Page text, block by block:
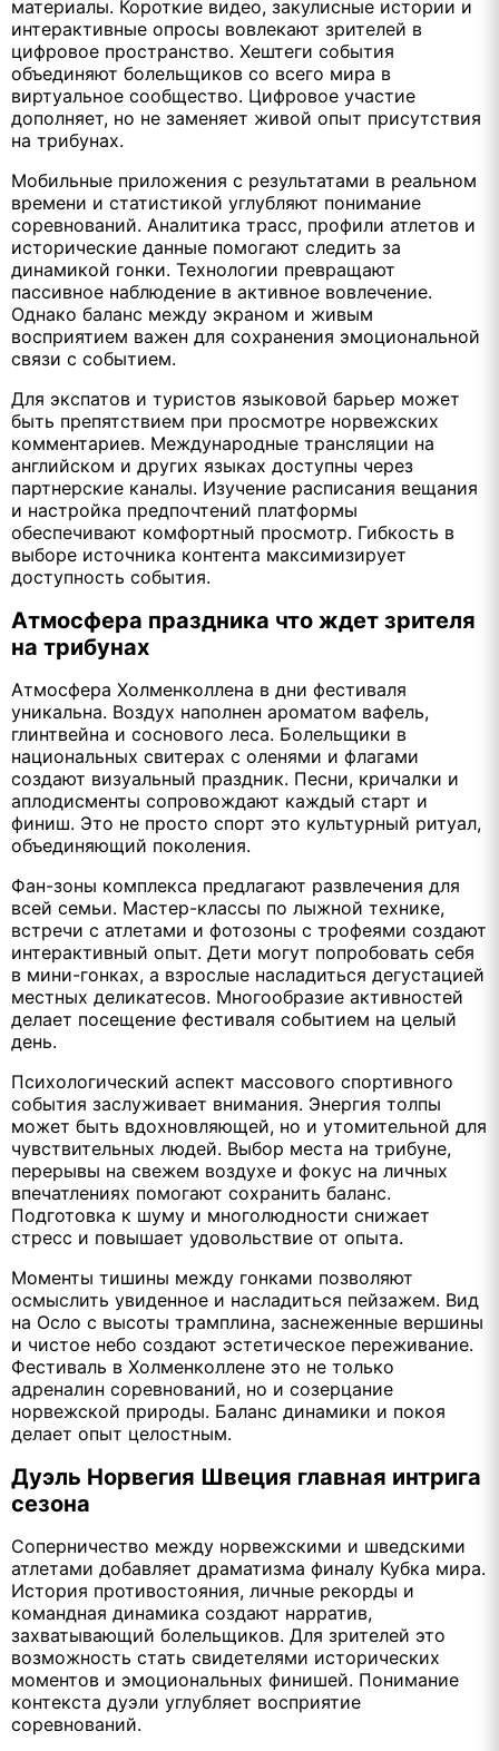
материалы. Короткие видео, закулисные истории и
интерактивные опросы вовлекают зрителей в
цифровое пространство. Хештеги события
объединяют болельщиков со всего мира в
виртуальное сообщество. Цифровое участие
дополняет, но не заменяет живой опыт присутствия
на трибунах.
Мобильные приложения с результатами в реальном
времени и статистикой углубляют понимание
соревнований. Аналитика трасс, профили атлетов и
исторические данные помогают следить за
динамикой гонки. Технологии превращают
пассивное наблюдение в активное вовлечение.
Однако баланс между экраном и живым
восприятием важен для сохранения эмоциональной
связи с событием.
Для экспатов и туристов языковой барьер может
быть препятствием при просмотре норвежских
комментариев. Международные трансляции на
английском и других языках доступны через
партнерские каналы. Изучение расписания вещания
и настройка предпочтений платформы
обеспечивают комфортный просмотр. Гибкость в
выборе источника контента максимизирует
доступность события.
Атмосфера праздника что ждет зрителя
на трибунах
Атмосфера Холменколлена в дни фестиваля
уникальна. Воздух наполнен ароматом вафель,
глинтвейна и соснового леса. Болельщики в
национальных свитерах с оленями и флагами
создают визуальный праздник. Песни, кричалки и
аплодисменты сопровождают каждый старт и
финиш. Это не просто спорт это культурный ритуал,
объединяющий поколения.
Фан-зоны комплекса предлагают развлечения для
всей семьи. Мастер-классы по лыжной технике,
встречи с атлетами и фотозоны с трофеями создают
интерактивный опыт. Дети могут попробовать себя
в мини-гонках, а взрослые насладиться дегустацией
местных деликатесов. Многообразие активностей
делает посещение фестиваля событием на целый
день.
Психологический аспект массового спортивного
события заслуживает внимания. Энергия толпы
может быть вдохновляющей, но и утомительной для
чувствительных людей. Выбор места на трибуне,
перерывы на свежем воздухе и фокус на личных
впечатлениях помогают сохранить баланс.
Подготовка к шуму и многолюдности снижает
стресс и повышает удовольствие от опыта.
Моменты тишины между гонками позволяют
осмыслить увиденное и насладиться пейзажем. Вид
на Осло с высоты трамплина, заснеженные вершины
и чистое небо создают эстетическое переживание.
Фестиваль в Холменколлене это не только
адреналин соревнований, но и созерцание
норвежской природы. Баланс динамики и покоя
делает опыт целостным.
Дуэль Норвегия Швеция главная интрига
сезона
Соперничество между норвежскими и шведскими
атлетами добавляет драматизма финалу Кубка мира.
История противостояния, личные рекорды и
командная динамика создают нарратив,
захватывающий болельщиков. Для зрителей это
возможность стать свидетелями исторических
моментов и эмоциональных финишей. Понимание
контекста дуэли углубляет восприятие
соревнований.